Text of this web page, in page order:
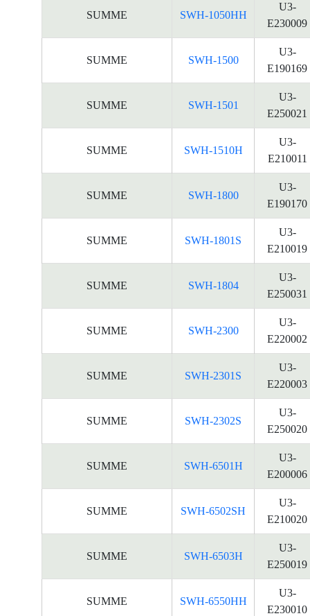
SUMME SWH-1050HH
U3-
E230009
SUMME SWH-1500
U3-
E190169
SUMME SWH-1501
U3-
E250021
SUMME SWH-1510H
U3-
E210011
SUMME SWH-1800
U3-
E190170
SUMME SWH-1801S
U3-
E210019
SUMME SWH-1804
U3-
E250031
SUMME SWH-2300
U3-
E220002
SUMME SWH-2301S
U3-
E220003
SUMME SWH-2302S
U3-
E250020
SUMME SWH-6501H
U3-
E200006
SUMME SWH-6502SH
U3-
E210020
SUMME SWH-6503H
U3-
E250019
SUMME SWH-6550HH
U3-
E230010